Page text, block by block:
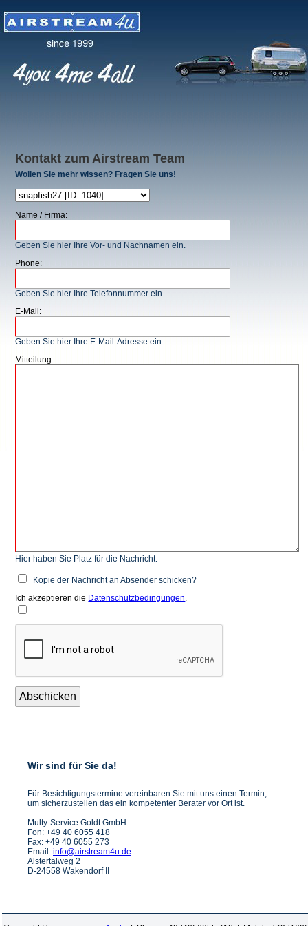
Kontakt zum Airstream Team
Wollen Sie mehr wissen? Fragen Sie uns!
Name / Firma:
Geben Sie hier Ihre Vor- und Nachnamen ein.
Phone:
Geben Sie hier Ihre Telefonnummer ein.
E-Mail:
Geben Sie hier Ihre E-Mail-Adresse ein.
Mitteilung:
Hier haben Sie Platz für die Nachricht.
Kopie der Nachricht an Absender schicken?
Ich akzeptieren die Datenschutzbedingungen.
Abschicken
Wir sind für Sie da!
Für Besichtigungstermine vereinbaren Sie mit uns einen Termin,
um sicherzustellen das ein kompetenter Berater vor Ort ist.
Multy-Service Goldt GmbH
Fon: +49 40 6055 418
Fax: +49 40 6055 273
Email: info@airstream4u.de
Alstertalweg 2
D-24558 Wakendorf II